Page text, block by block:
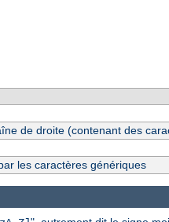
de droite (contenant des
les caractères génériques